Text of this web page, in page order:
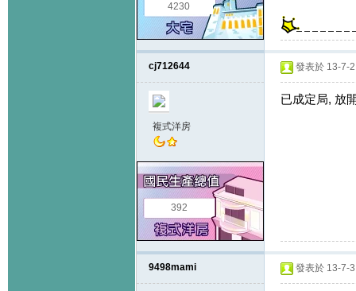
4230
cj712644
複式洋房
392
發表於 13-7-
已成定局, 放
9498mami 發表於 13-7-